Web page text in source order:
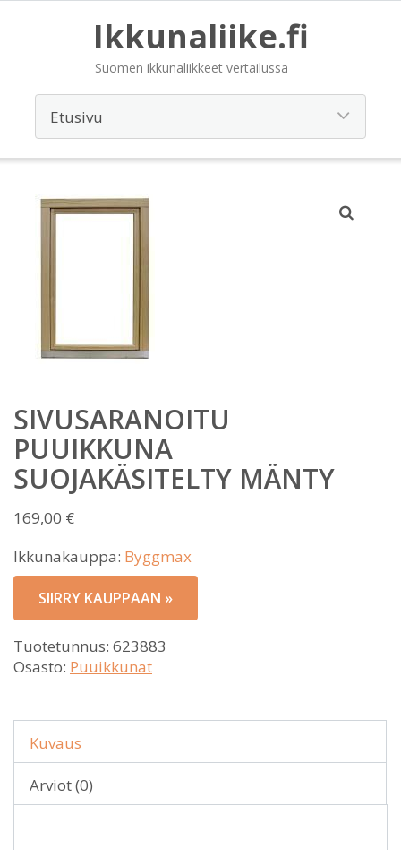
Ikkunaliike.fi
Suomen ikkunaliikkeet vertailussa
SIVUSARANOITU
PUUIKKUNA
SUOJAKÄSITELTY MÄNTY
169,00 €
Ikkunakauppa: Byggmax
SIIRRY KAUPPAAN »
Tuotetunnus: 623883
Osasto: Puuikkunat
Kuvaus
Arviot (0)